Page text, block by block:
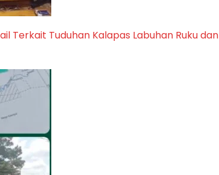
Terkait Tuduhan Kalapas Labuhan Ruku dan